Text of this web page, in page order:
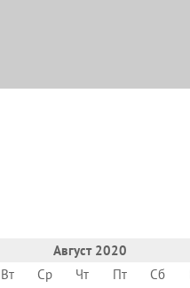
Август 2020
Вт Ср Чт Пт Сб